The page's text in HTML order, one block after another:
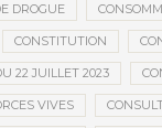
DROGUE
CONSTITUTION
22 JUILLET 2023
VIVES